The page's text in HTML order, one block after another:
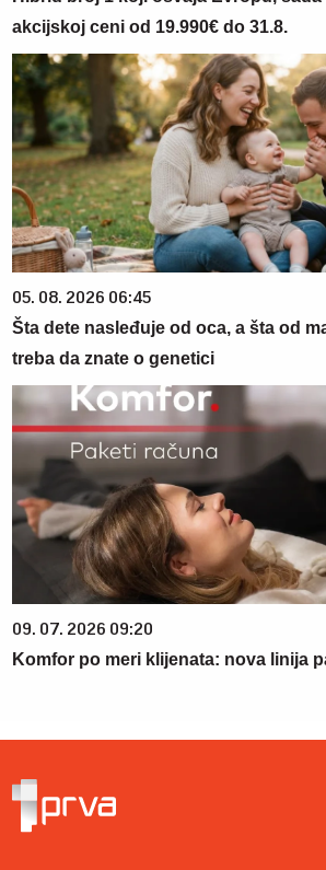
akcijskoj ceni od 19.990€ do 31.8.
05. 08. 2026 06:45
Šta dete nasleđuje od oca, a šta od
treba da znate o genetici
09. 07. 2026 09:20
Komfor po meri klijenata: nova linija